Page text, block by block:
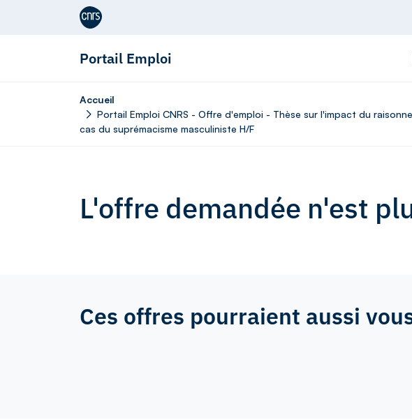
Aller au contenu
Portail Emploi
Accueil
Portail Emploi CNRS - Offre d'emploi - Thèse sur l'impact du
cas du suprémacisme masculiniste H/F
L'offre demandée n'est
Ces offres pourraient aussi